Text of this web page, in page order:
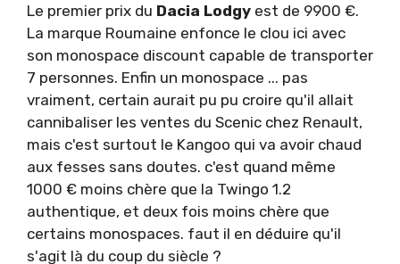
Le premier prix du Dacia Lodgy est de 9900 €.
La marque Roumaine enfonce le clou ici avec
son monospace discount capable de transporter
7 personnes. Enfin un monospace ... pas
vraiment, certain aurait pu pu croire qu'il allait
cannibaliser les ventes du Scenic chez Renault,
mais c'est surtout le Kangoo qui va avoir chaud
aux fesses sans doutes. c'est quand même
1000 € moins chère que la Twingo 1.2
authentique, et deux fois moins chère que
certains monospaces. faut il en déduire qu'il
s'agit là du coup du siècle ?